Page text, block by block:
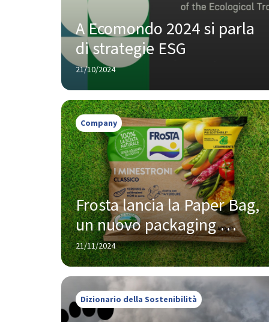
A Ecomondo 2024 si parla
di strategie ESG
21/10/2024
Company
Frosta lancia la Paper Bag,
un nuovo packaging
sostenibile che piace a
Legambiente
21/11/2024
Dizionario della Sostenibilità